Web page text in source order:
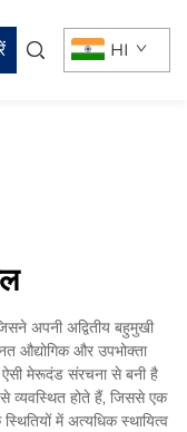
HI
अपनी अद्वितीय बहुमुखी
औद्योगिक और उपभोक्ता
ऐसी मेरूदंड संरचना से बनी है
व्यवस्थित होते हैं, जिससे एक
में अत्यधिक स्थायित्व